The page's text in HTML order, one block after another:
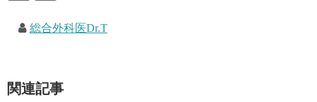
総合外科医Dr.T
関連記事